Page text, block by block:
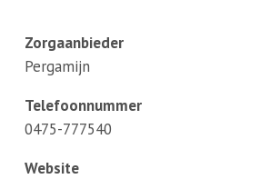
Zorgaanbieder
Pergamijn
Telefoonnummer
0475-777540
Website